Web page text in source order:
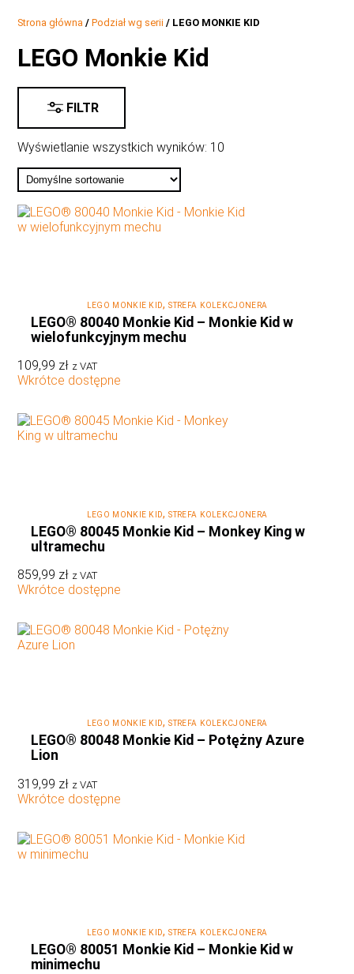
Strona główna /Podział wg serii / LEGO MONKIE KID
LEGO Monkie Kid
FILTR
Wyświetlanie wszystkich wyników: 10
LEGO MONKIE KID,STREFA KOLEKCJONERA
LEGO® 80040 Monkie Kid – Monkie Kid w
wielofunkcyjnym mechu
109,99 zł z VAT
Wkrótce dostępne
LEGO MONKIE KID,STREFA KOLEKCJONERA
LEGO® 80045 Monkie Kid – Monkey King w
ultramechu
859,99 zł z VAT
Wkrótce dostępne
LEGO MONKIE KID,STREFA KOLEKCJONERA
LEGO® 80048 Monkie Kid – Potężny Azure
Lion
319,99 zł z VAT
Wkrótce dostępne
LEGO MONKIE KID,STREFA KOLEKCJONERA
LEGO® 80051 Monkie Kid – Monkie Kid w
minimechu